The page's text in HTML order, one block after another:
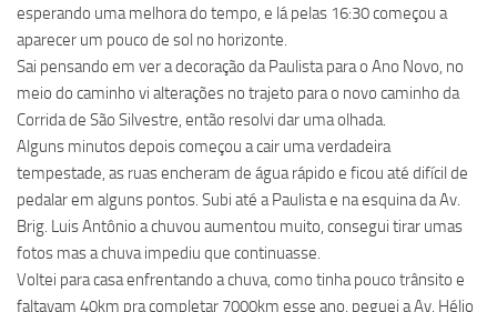
esperando uma melhora do tempo, e lá pelas 16:30 começou a
aparecer um pouco de sol no horizonte.
Sai pensando em ver a decoração da Paulista para o Ano Novo, no
meio do caminho vi alterações no trajeto para o novo caminho da
Corrida de São Silvestre, então resolvi dar uma olhada.
Alguns minutos depois começou a cair uma verdadeira
tempestade, as ruas encheram de água rápido e ficou até difícil de
pedalar em alguns pontos. Subi até a Paulista e na esquina da Av.
Brig. Luis Antônio a chuvou aumentou muito, consegui tirar umas
fotos mas a chuva impediu que continuasse.
Voltei para casa enfrentando a chuva, como tinha pouco trânsito e
faltavam 40km pra completar 7000km esse ano, peguei a Av. Hélio